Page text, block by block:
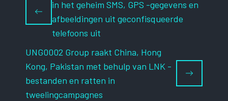
in het geheim SMS, GPS -gegevens en
afbeeldingen uit geconfisqueerde
telefoons uit
UNG0002 Group raakt China, Hong
Kong, Pakistan met behulp van LNK -
bestanden en ratten in
tweelingcampagnes